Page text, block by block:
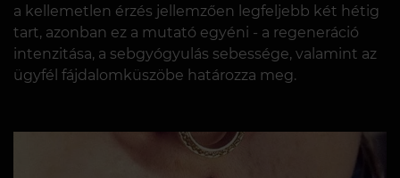
a kellemetlen érzés jellemzően legfeljebb két hétig
tart, azonban ez a mutató egyéni - a regeneráció
intenzitása, a sebgyógyulás sebessége, valamint az
ügyfél fájdalomküszöbe határozza meg.